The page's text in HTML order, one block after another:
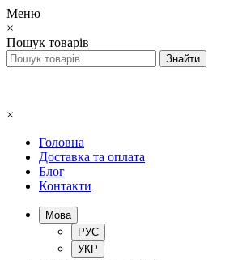
Меню
×
Пошук товарів
×
Головна
Доставка та оплата
Блог
Контакти
Мова
РУС
УКР